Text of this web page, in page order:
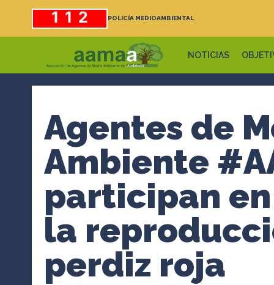
contenido
112 POLICÍA MEDIOAMBIENTAL
NOTICIAS
Agentes de
Ambiente
participan
la
perdiz roja